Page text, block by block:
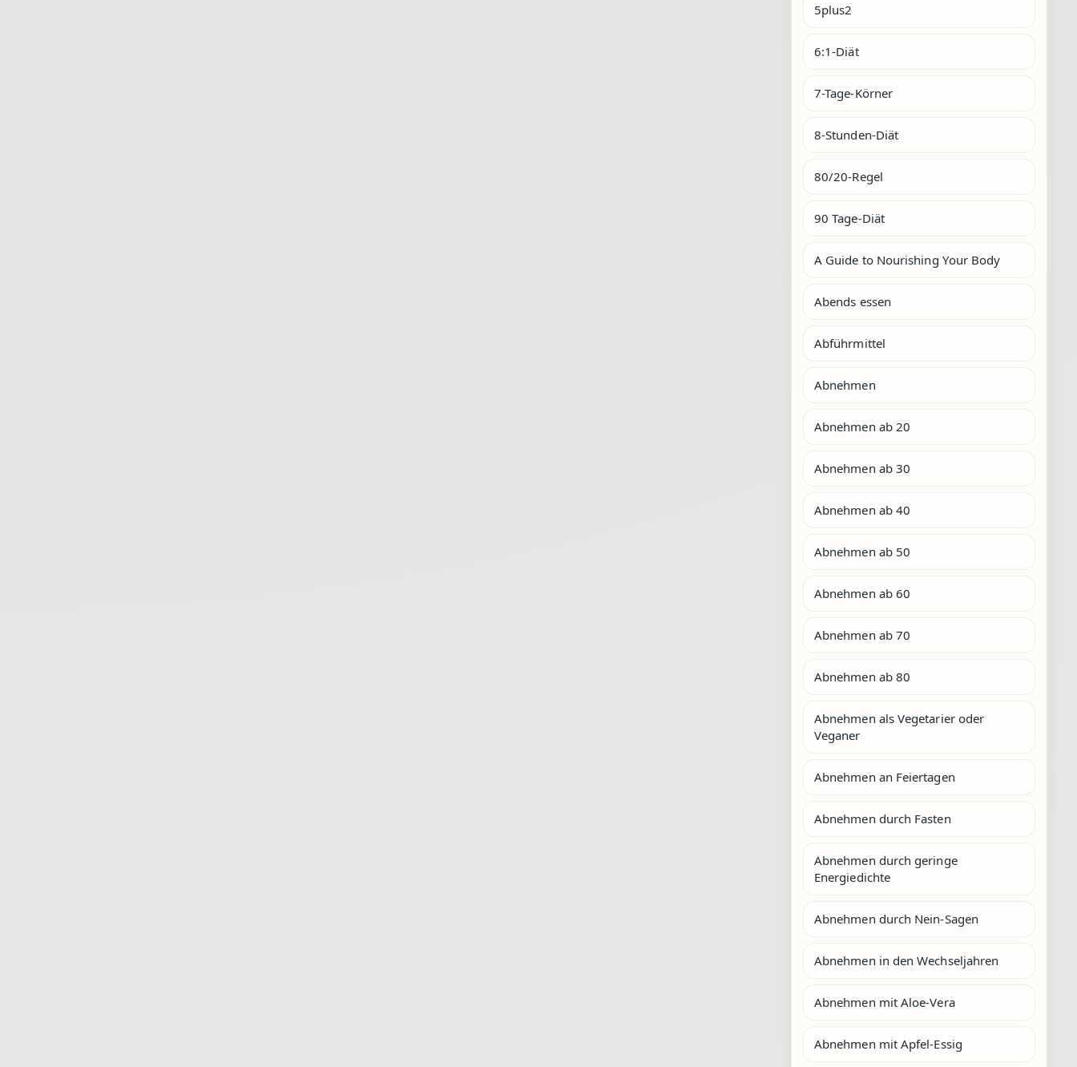
5plus2
6:1-Diät
7-Tage-Körner
8-Stunden-Diät
80/20-Regel
90 Tage-Diät
A Guide to Nourishing Your Body
Abends essen
Abführmittel
Abnehmen
Abnehmen ab 20
Abnehmen ab 30
Abnehmen ab 40
Abnehmen ab 50
Abnehmen ab 60
Abnehmen ab 70
Abnehmen ab 80
Abnehmen als Vegetarier oder
Veganer
Abnehmen an Feiertagen
Abnehmen durch Fasten
Abnehmen durch geringe
Energiedichte
Abnehmen durch Nein-Sagen
Abnehmen in den Wechseljahren
Abnehmen mit Aloe-Vera
Abnehmen mit Apfel-Essig